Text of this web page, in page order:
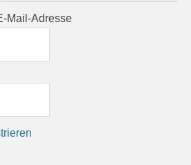
Mail-Adresse